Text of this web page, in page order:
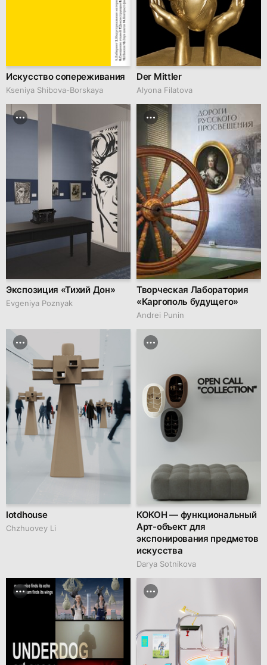
Искусство сопереживания
Kseniya Shibova-Borskaya
Der Mittler
Alyona Filatova
Экспозиция «Тихий Дон»
Evgeniya Poznyak
Творческая Лаборатория
«Каргополь будущего»
Andrei Punin
lotdhouse
Chzhuovey Li
КОКОН — функциональный
Арт-объект для
экспонирования предметов
искусства
Darya Sotnikova